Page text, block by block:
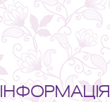
ІНФОРМАЦІЯ